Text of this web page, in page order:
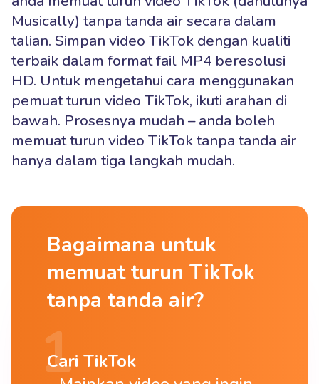
Musically) tanpa tanda air secara dalam
talian. Simpan video TikTok dengan kualiti
terbaik dalam format fail MP4 beresolusi
HD. Untuk mengetahui cara menggunakan
pemuat turun video TikTok, ikuti arahan di
bawah. Prosesnya mudah – anda boleh
memuat turun video TikTok tanpa tanda air
hanya dalam tiga langkah mudah.
Bagaimana untuk
memuat turun TikTok
tanpa tanda air?
Cari TikTok